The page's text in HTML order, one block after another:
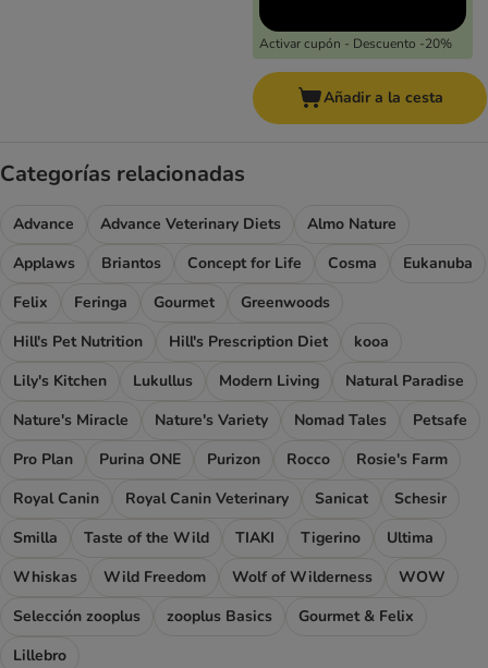
Activar cupón - Descuento -20%
Añadir a la cesta
Categorías relacionadas
Advance Advance Veterinary Diets
Almo Nature
Applaws
Briantos Concept for Life Cosma
Eukanuba
Felix
Feringa Gourmet
Greenwoods
Hill's Pet Nutrition
Hill's Prescription Diet
kooa
Lily's Kitchen
Lukullus Modern Living
Natural Paradise
Nature's Miracle
Nature's Variety Nomad Tales
Petsafe
Pro Plan
Purina ONE Purizon Rocco
Rosie's Farm
Royal Canin
Royal Canin Veterinary Sanicat
Schesir
Smilla
Taste of the Wild TIAKI Tigerino
Ultima
Whiskas
Wild Freedom Wolf of Wilderness
WOW
Selección zooplus
zooplus Basics
Gourmet & Felix
Lillebro